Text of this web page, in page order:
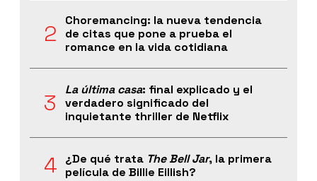
Choremancing: la nueva tendencia
de citas que pone a prueba el
romance en la vida cotidiana
La última casa: final explicado y el
verdadero significado del
inquietante thriller de Netflix
¿De qué trata The Bell Jar, la primera
película de Billie Eillish?